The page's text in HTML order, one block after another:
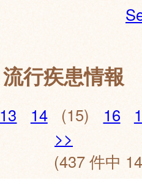
流行疾患情報
13 14 (15) 16
>>
(437 件中